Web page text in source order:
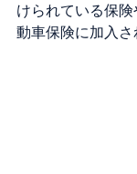
けられている保
動車保険に加入さ